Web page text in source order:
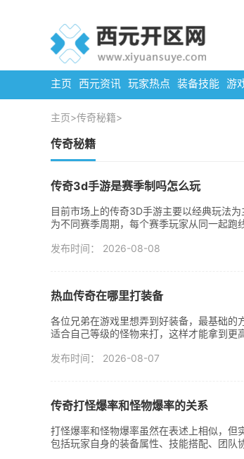
主页 西元资讯 玩家热点 装备技能 游
主页>传奇秘籍>
传奇秘籍
传奇3d手游是赛季制吗怎么玩
目前市场上的传奇3D手游主要以经典玩法
为不同赛季周期，每个赛季玩家从同一起跑
发布时间： 2026-08-08
热血传奇在哪里打装备
各位兄弟在游戏里想弄到好装备，最基础
适合自己等级的怪物来打，这样才能拿到更
发布时间： 2026-08-07
传奇打怪爆率和怪物爆率的关系
打怪爆率和怪物爆率虽然在表述上相似，但
包括玩家自身的装备属性、技能搭配、团队